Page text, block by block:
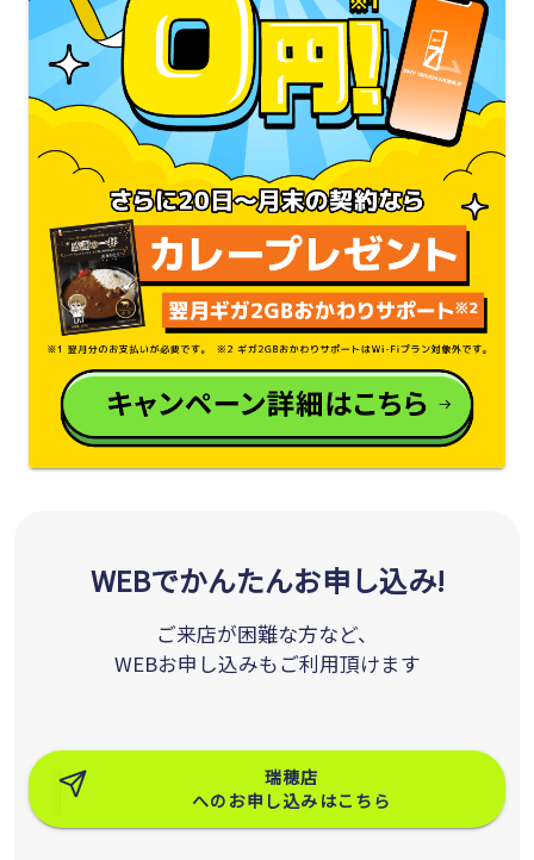
WEBでかんたんお申し込み!
ご来店が困難な方など、
WEBお申し込みもご利用頂けます
瑞穂店
へのお申し込みはこちら